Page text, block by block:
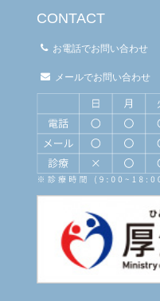
CONTACT
お電話でお問い合わせ
メールでお問い合わせ